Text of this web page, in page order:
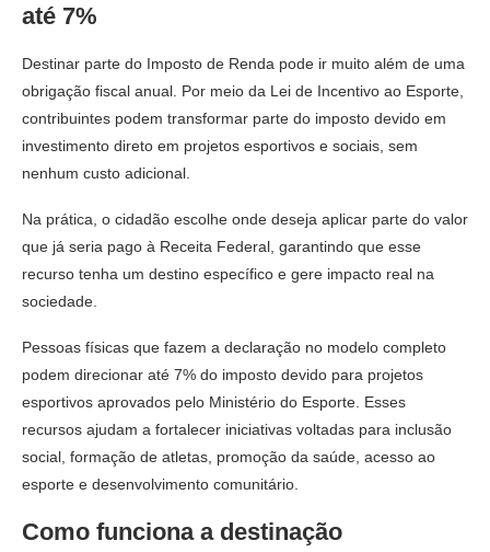
até 7%
Destinar parte do Imposto de Renda pode ir muito além de uma
obrigação fiscal anual. Por meio da Lei de Incentivo ao Esporte,
contribuintes podem transformar parte do imposto devido em
investimento direto em projetos esportivos e sociais, sem
nenhum custo adicional.
Na prática, o cidadão escolhe onde deseja aplicar parte do valor
que já seria pago à Receita Federal, garantindo que esse
recurso tenha um destino específico e gere impacto real na
sociedade.
Pessoas físicas que fazem a declaração no modelo completo
podem direcionar até 7% do imposto devido para projetos
esportivos aprovados pelo Ministério do Esporte. Esses
recursos ajudam a fortalecer iniciativas voltadas para inclusão
social, formação de atletas, promoção da saúde, acesso ao
esporte e desenvolvimento comunitário.
Como funciona a destinação